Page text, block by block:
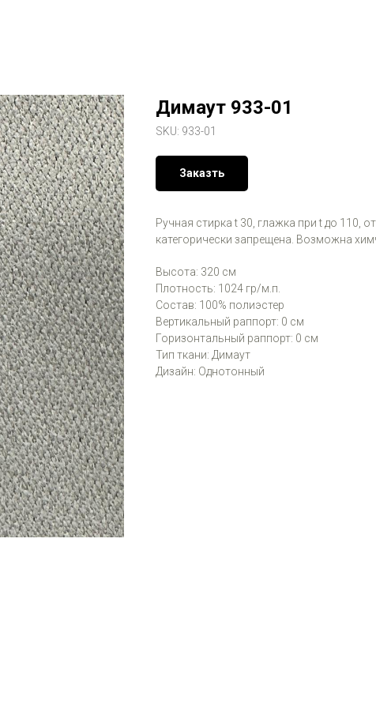
Димаут 933-01
SKU: 933-01
Заказть
Ручная стирка t 30, глажка при t до 110,
категорически запрещена. Возможна
Высота: 320 см
Плотность: 1024 гр/м.п.
Состав: 100% полиэстер
Вертикальный раппорт: 0 см
Горизонтальный раппорт: 0 см
Тип ткани: Димаут
Дизайн: Однотонный